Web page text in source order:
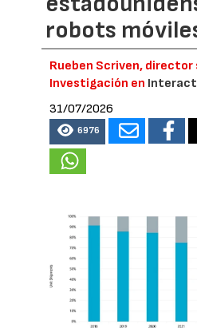
robots
Rueben Scriven, director
Investigación en Interact
31/07/2026
6976